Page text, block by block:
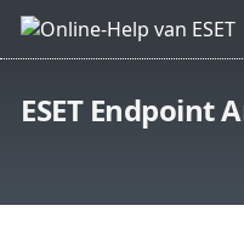
ESET Endpoint